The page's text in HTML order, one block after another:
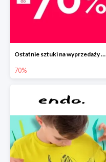
Ostatnie sztuki na wyprzedaży w Endo do -70%
70%